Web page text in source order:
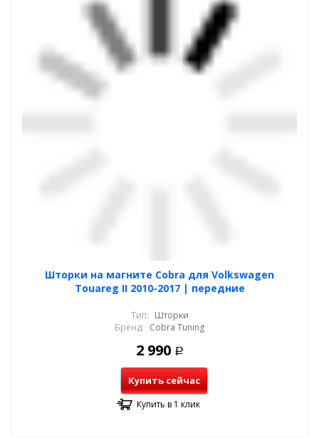
Шторки на магните Cobra для Volkswagen
Touareg II 2010-2017 | передние
Тип: Шторки
Бренд: Cobra Tuning
2 990 Р
Купить сейчас
Купить в 1 клик